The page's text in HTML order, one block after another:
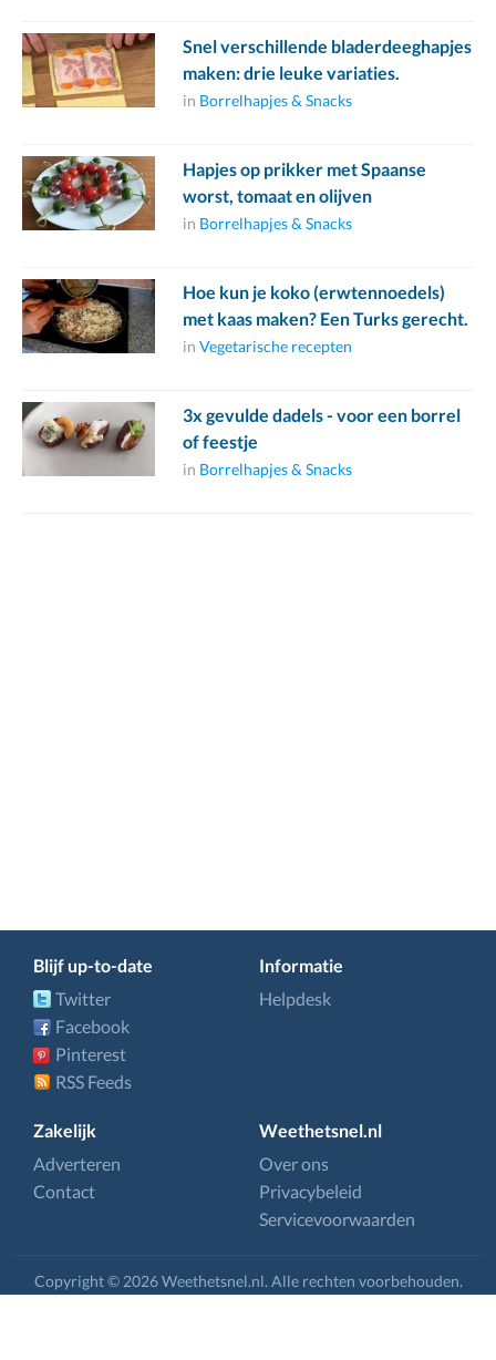
Snel verschillende bladerdeeghapjes
maken: drie leuke variaties.
in Borrelhapjes & Snacks
Hapjes op prikker met Spaanse
worst, tomaat en olijven
in Borrelhapjes & Snacks
Hoe kun je koko (erwtennoedels)
met kaas maken? Een Turks gerecht.
in Vegetarische recepten
3x gevulde dadels - voor een borrel
of feestje
in Borrelhapjes & Snacks
Blijf up-to-date
Twitter
Facebook
Pinterest
RSS Feeds
Informatie
Helpdesk
Zakelijk
Adverteren
Contact
Weethetsnel.nl
Over ons
Privacybeleid
Servicevoorwaarden
Copyright © 2026 Weethetsnel.nl. Alle rechten voorbehouden.